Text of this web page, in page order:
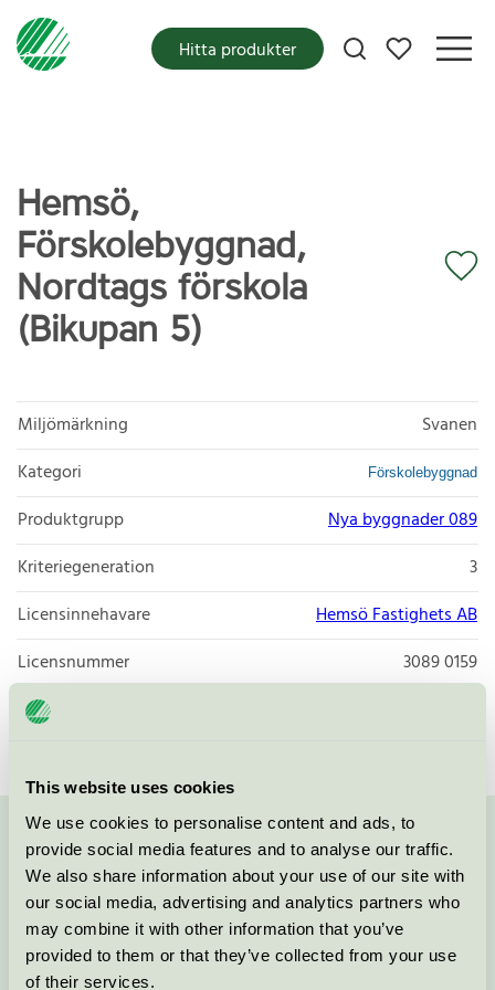
This website uses cookies
We use cookies to personalise content and ads, to
provide social media features and to analyse our traffic.
We also share information about your use of our site with
our social media, advertising and analytics partners who
may combine it with other information that you’ve
provided to them or that they’ve collected from your use
of their services.
Mina favoriter
Hitta produkter
Hemsö,
Förskolebyggnad,
Nordtags förskola
(Bikupan 5)
Miljömärkning
Svanen
Kategori
Förskolebyggnad
Produktgrupp
Nya byggnader 089
Kriteriegeneration
3
Licensinnehavare
Hemsö Fastighets AB
Licensnummer
3089 0159
Varumärke
Kontakta oss på08-55 55 24 00eller via formuläret: